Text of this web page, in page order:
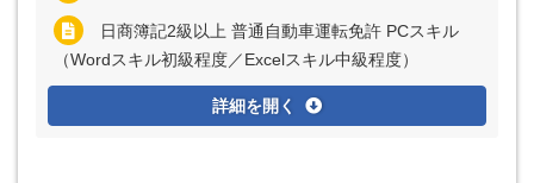
日商簿記2級以上 普通自動車運転免許 PCスキル
（Wordスキル初級程度／Excelスキル中級程度）
詳細を開く